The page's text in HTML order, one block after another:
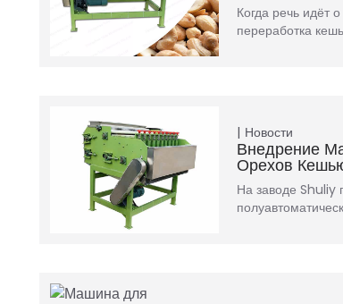
Когда речь идёт
переработка
Новости
Внедрение
Орехов
На заводе Shuliy